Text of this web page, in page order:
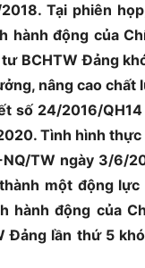
Tại phiên
hành động của
BCHTW Đảng
nâng cao chất
số 24/2016/
Tình hình
TW ngày 3/6/
một động
hành động của
Đảng lần thứ 5